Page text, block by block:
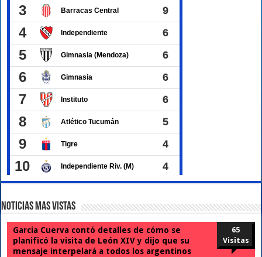
Noticias Mas Vistas
García Cuerva contó detalles de cómo se
planificó la visita de León XIV y dijo que su
mensaje interpelará a todos los argentinos
65
Visitas